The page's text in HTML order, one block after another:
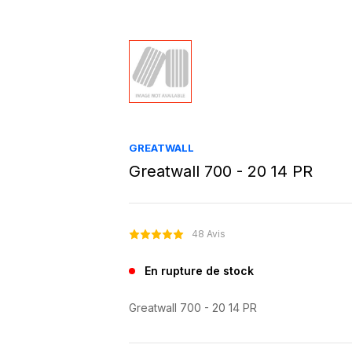
GREATWALL
Greatwall 700 - 20 14 PR
48 Avis
En rupture de stock
Greatwall 700 - 20 14 PR